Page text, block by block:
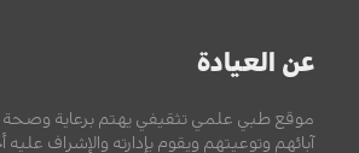
عن العيادة
موقع طبي علمي تثقيفي يهتم برعاية وصحة
آبائهم وتوعيتهم ويقوم بإدارته والإشراف